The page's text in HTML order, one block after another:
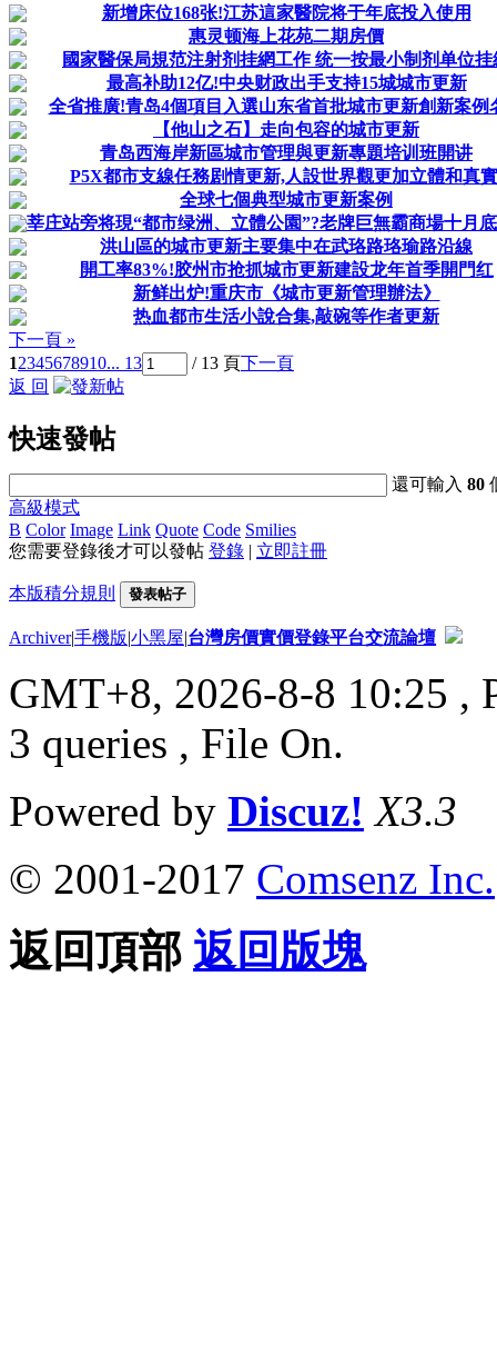
新增床位168张!江苏這家醫院将于年底投入使用
惠灵顿海上花苑二期房價
國家醫保局規范注射剂挂網工作 统一按最小制剂单位挂
最高补助12亿!中央财政出手支持15城城市更新
全省推廣!青岛4個項目入選山东省首批城市更新創新案例
【他山之石】走向包容的城市更新
青岛西海岸新區城市管理與更新專題培训班開讲
P5X都市支線任務剧情更新,人設世界觀更加立體和真
全球七個典型城市更新案例
莘庄站旁将現“都市绿洲、立體公園”?老牌巨無霸商場十月
洪山區的城市更新主要集中在武珞路珞瑜路沿線
開工率83%!胶州市抢抓城市更新建設龙年首季開門红
新鲜出炉!重庆市《城市更新管理辦法》
热血都市生活小說合集,敲碗等作者更新
下一頁 »
12345678910... 13 / 13 頁下一頁
返 回
快速發帖
還可輸入80
高級模式
B Color Image Link Quote Code Smilies
您需要登錄後才可以發帖 登錄 | 立即註冊
本版積分規則 發表帖子
Archiver|手機版|小黑屋|台灣房價實價登錄平台交流論壇
GMT+8, 2026-8-8 10:25 ,
3 queries , File On.
Powered by Discuz! X3.3
© 2001-2017 Comsenz Inc.
返回頂部 返回版塊